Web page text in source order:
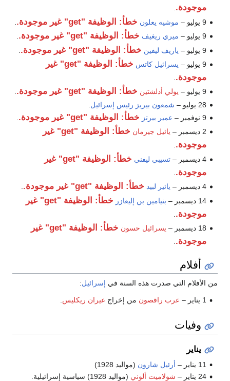
موجودة..
9 يوليو –
موشيه يعلون خطأ: الوظيفة "get" غير موجودة.
9 يوليو –
ميري ريغيف خطأ: الوظيفة "get" غير موجودة.
9 يوليو –
ياريف ليفين خطأ: الوظيفة "get" غير موجودة.
9 يوليو –
يسرائيل كاتس
خطأ: الوظيفة "get" غير
موجودة.
9 يوليو –
يولي أدلشتين خطأ: الوظيفة "get" غير موجودة.
.
28 يوليو –
شمعون بيريز رئيس إسرائيل
9 نوفمبر –
عمير بيرتز خطأ: الوظيفة "get" غير موجودة.
2 ديسمبر –
يائيل جيرمان
خطأ: الوظيفة "get" غير
موجودة..
4 ديسمبر –
تسيبي ليفني
خطأ: الوظيفة "get" غير
موجودة.
4 ديسمبر –
يائير لبيد خطأ: الوظيفة "get" غير موجودة.
.
14 ديسمبر –
بنيامين بن إليعازر
خطأ: الوظيفة "get" غير
موجودة.
18 ديسمبر –
يسرائيل حسون
خطأ: الوظيفة "get" غير
موجودة.
أفلام
من الأفلام التي صدرت هذه السنة في إسرائيل:
1 يناير – عرب راقصون من إخراج عيران ريكليس.
وفيات
يناير
11 يناير – أرئيل شارون (مواليد 1928)
24 يناير –
شولاميت ألوني (مواليد 1928) سياسية إسرائيلية.